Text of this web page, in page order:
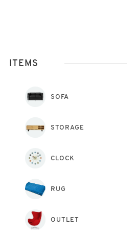
ITEMS
SOFA
STORAGE
CLOCK
RUG
OUTLET